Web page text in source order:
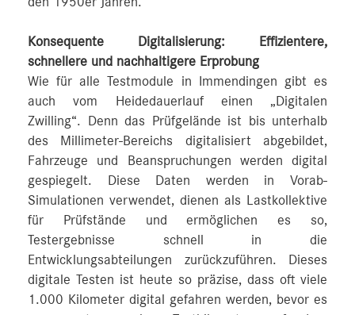
Konsequente Digitalisierung: Effizientere,
schnellere und nachhaltigere Erprobung
Wie für alle Testmodule in Immendingen gibt es
auch vom Heidedauerlauf einen „Digitalen
Zwilling“. Denn das Prüfgelände ist bis unterhalb
des Millimeter-Bereichs digitalisiert abgebildet,
Fahrzeuge und Beanspruchungen werden digital
gespiegelt. Diese Daten werden in Vorab-
Simulationen verwendet, dienen als Lastkollektive
für Prüfstände und ermöglichen es so,
Testergebnisse schnell in die
Entwicklungsabteilungen zurückzuführen. Dieses
digitale Testen ist heute so präzise, dass oft viele
1.000 Kilometer digital gefahren werden, bevor es